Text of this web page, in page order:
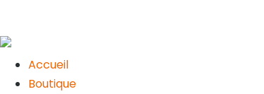
Accueil
Boutique